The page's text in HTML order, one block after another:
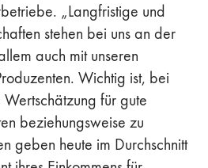
„Langfristige und
stehen bei uns an der
auch mit unseren
Wichtig ist, bei
für gute
beziehungsweise zu
geben heute im Durchschnitt